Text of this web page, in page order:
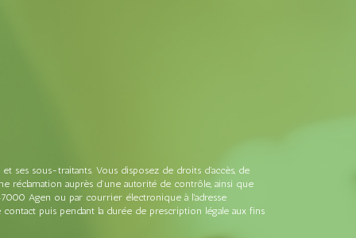
ses sous-traitants. Vous disposez de droits d’accès, de
auprès d’une autorité de contrôle, ainsi que
Agen ou par courrier électronique à l'adresse
puis pendant la durée de prescription légale aux fins